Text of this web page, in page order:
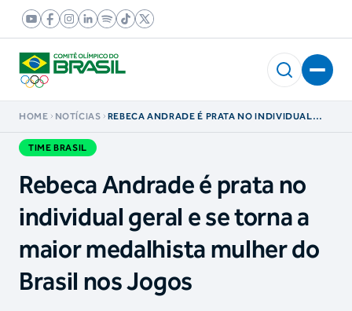
HOME NOTÍCIAS
REBECA ANDRADE É PRATA NO INDIVIDUAL
TIME BRASIL
Rebeca Andrade é prata no
individual geral e se torna a
maior medalhista mulher do
Brasil nos Jogos